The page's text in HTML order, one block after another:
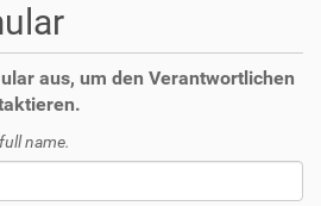
aus, um den Verantwortlichen
name.